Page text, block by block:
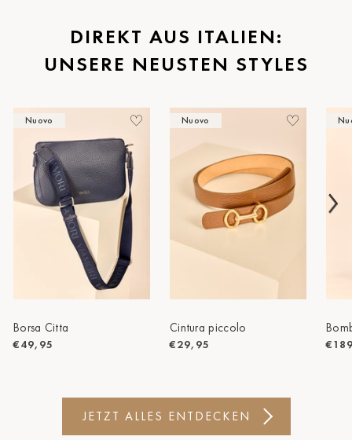
St.Pölten
Staufen
Timmendorf
Tulln
Tuttlingen
Wien Hietzing (13.Bez.)
Zwettl
DIREKT AUS ITALIEN:
UNSERE NEUSTEN STYLES
Nuovo
Borsa Citta
€49,95
Nuovo
Cintura piccolo
€29,95
JETZT ALLES ENTDECKEN